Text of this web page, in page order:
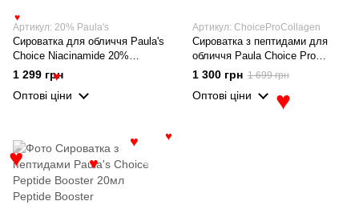
Артикул: 20% Paula's
Сироватка для обличчя Paula's
Choice Niacinamide 20%
Treatment з ніацинамідом 20
1 299 грн
Оптові ціни
Артикул: ChoiceProCollagen
Сироватка з пептидами для
обличчя Paula Choice Pro
Collagen Multi Peptide Booster
1 300 грн 1 699 грн
Оптові ціни
♥
♥
♥
♥
♥ ♥
♥